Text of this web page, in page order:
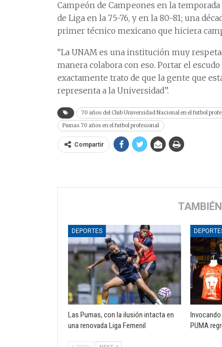
Campeón de Campeones en la
de Liga en la 75-76, y en la 80-81; una
primer técnico mexicano que hiciera
“La UNAM es una institución muy
manera colabora con eso. Portar el
exactamente trato de que la gente que
representa a la Universidad”.
70 años del Club Universidad Nacional en el futbol
Pumas 70 años en el futbol profesional
Compartir
DEPORTES
Las Pumas, con la ilusión intacta en
una renovada Liga Femenil
PUMA